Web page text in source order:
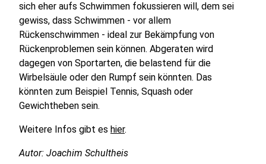
sich eher aufs Schwimmen fokussieren will, dem sei
gewiss, dass Schwimmen - vor allem
Rückenschwimmen - ideal zur Bekämpfung von
Rückenproblemen sein können. Abgeraten wird
dagegen von Sportarten, die belastend für die
Wirbelsäule oder den Rumpf sein könnten. Das
könnten zum Beispiel Tennis, Squash oder
Gewichtheben sein.
Weitere Infos gibt es hier.
Autor: Joachim Schultheis